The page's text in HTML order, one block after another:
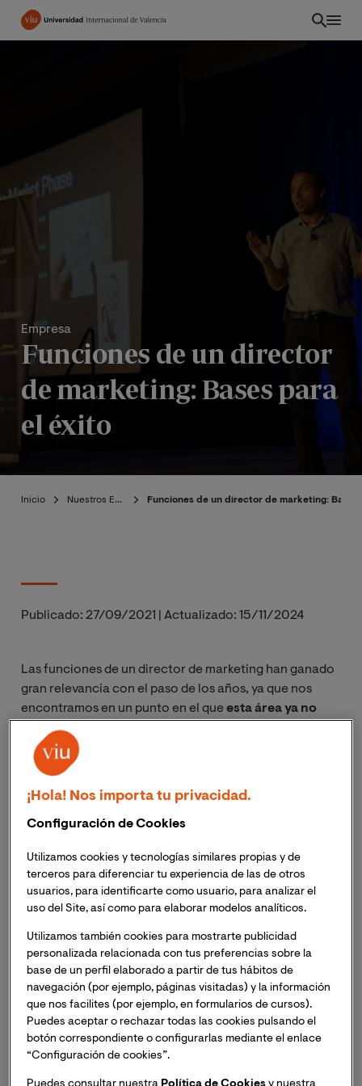
Pasar
Empresa
Funciones de un director
de marketing: Bases para
el éxito
Inicio Nuestros Expertos Funciones de un director de marketing: Bases
Publicado: 27/09/2021 Actualizado: 15/11/2024
Las funciones de un director de marketing han ganado
gran relevancia con el paso de los años, ya que nos
encontramos en un punto en el queesta área ya no
puede ser tomada a la ligera
el marketing de una empresa ha dejado de ser un
elemento adicional y en algunas ocasiones hasta muy
impacto en el desarrollo comercial
organización, esto dependerá de tener un
funciones. Para ello es necesario tener claro el
funcionamiento de todas sus piezas, y así poder
implementar acciones certeras que garanticen
por el eje que direccionará este trabajo: el director de
marketing.
¿Quién es el director de
marketing?
Para entender las funciones del director de marketing
¡Hola! Nos importa tu privacidad.
Configuración de Cookies
Utilizamos cookies y tecnologías similares propias y de
terceros para diferenciar tu experiencia de las de otros
usuarios, para identificarte como usuario, para analizar el
uso del Site, así como para elaborar modelos analíticos.
Utilizamos también cookies para mostrarte publicidad
personalizada relacionada con tus preferencias sobre la
base de un perfil elaborado a partir de tus hábitos de
navegación (por ejemplo, páginas visitadas) y la información
que nos facilites (por ejemplo, en formularios de cursos).
Puedes aceptar o rechazar todas las cookies pulsando el
botón correspondiente o configurarlas mediante el enlace
“Configuración de cookies”.